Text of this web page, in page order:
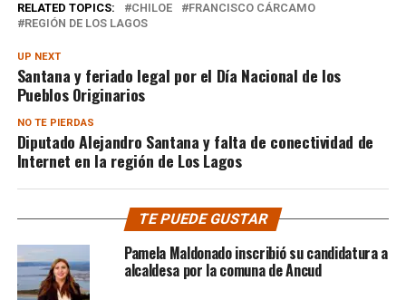
RELATED TOPICS: CHILOE
FRANCISCO CÁRCAMO
REGIÓN DE LOS LAGOS
UP NEXT
Santana y feriado legal por el Día Nacional de los
Pueblos Originarios
NO TE PIERDAS
Diputado Alejandro Santana y falta de conectividad de
Internet en la región de Los Lagos
TE PUEDE GUSTAR
Pamela Maldonado inscribió su candidatura a
alcaldesa por la comuna de Ancud